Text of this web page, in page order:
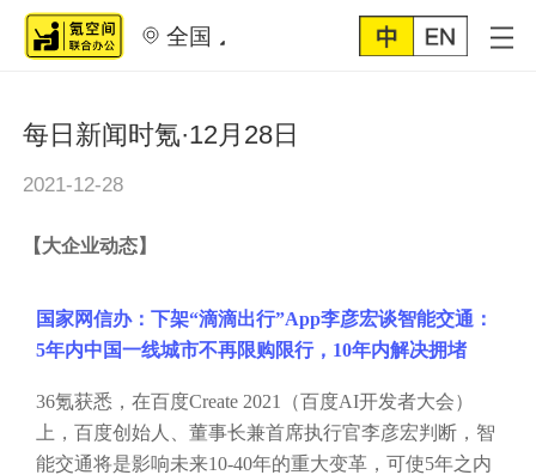
全国
每日新闻时氪·12月28日
2021-12-28
【大企业动态】
国家网信办：下架“滴滴出行”App李彦宏谈智能交通：
5年内中国一线城市不再限购限行，10年内解决拥堵
36氪获悉，在百度Create 2021（百度AI开发者大会）
上，百度创始人、董事长兼首席执行官李彦宏判断，智
能交通将是影响未来10-40年的重大变革，可使5年之内